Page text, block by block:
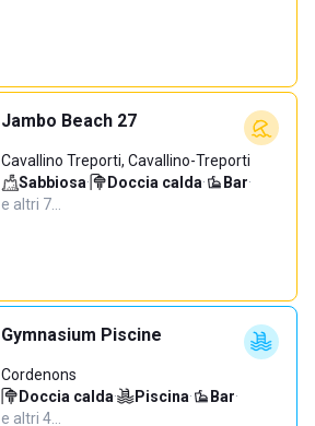
Jambo Beach 27
Cavallino Treporti, Cavallino-Treporti
Sabbiosa· Doccia calda· Bar·
e altri 7…
Gymnasium Piscine
Cordenons
Doccia calda· Piscina· Bar·
e altri 4…